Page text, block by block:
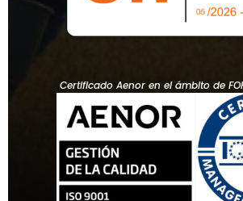
Certificado Aenor en el ámbito de